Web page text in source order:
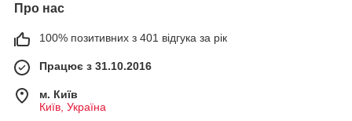
Про нас
100% позитивних з 401 відгука за рік
Працює з 31.10.2016
м. Київ
Київ, Україна